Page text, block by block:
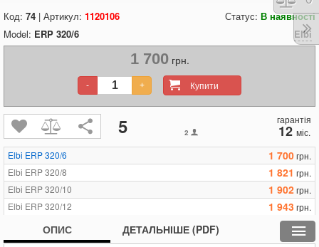
Код: 74 | Артикул: 1120106 Статус: В наявності
Model: ERP 320/6 Elbi
1 700грн.
Купити
- +
5 2
гарантія
12 міс.
Elbi ERP 320/6
1 700грн.
Elbi ERP 320/8
1 821 грн.
Elbi ERP 320/10
1 902грн.
Elbi ERP 320/12
1 943грн.
2 402грн.
ОПИС ДЕТАЛЬНІШЕ (PDF)